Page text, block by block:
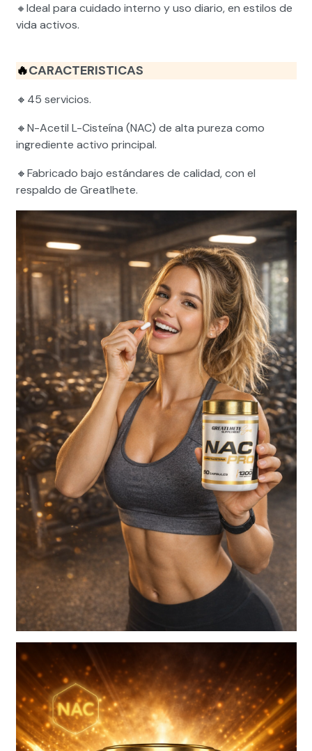
🔸Ideal para cuidado interno y uso diario, en estilos de
vida activos.
🔥CARACTERISTICAS
🔸 45 servicios.
🔸N-Acetil L-Cisteína (NAC) de alta pureza como
ingrediente activo principal.
🔸Fabricado bajo estándares de calidad, con el
respaldo de Greatlhete.